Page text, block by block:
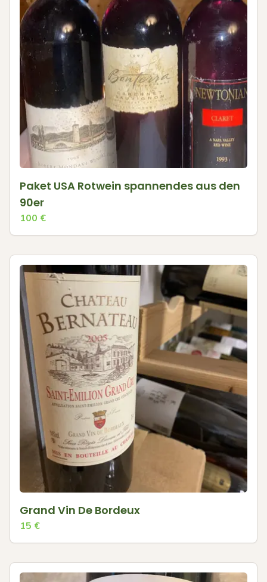
Paket USA Rotwein spannendes aus den
90er
100 €
Grand Vin De Bordeux
15 €